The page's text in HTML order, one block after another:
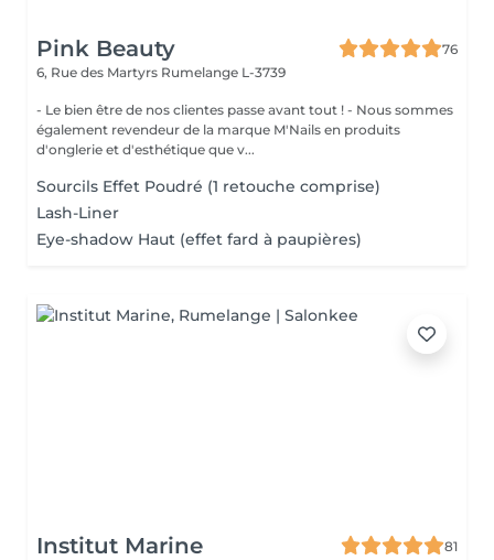
Pink Beauty
76
6, Rue des Martyrs Rumelange L-3739
- Le bien être de nos clientes passe avant tout ! - Nous sommes
également revendeur de la marque M'Nails en produits
d'onglerie et d'esthétique que v...
Sourcils Effet Poudré (1 retouche comprise)
Lash-Liner
Eye-shadow Haut (effet fard à paupières)
Institut Marine
81